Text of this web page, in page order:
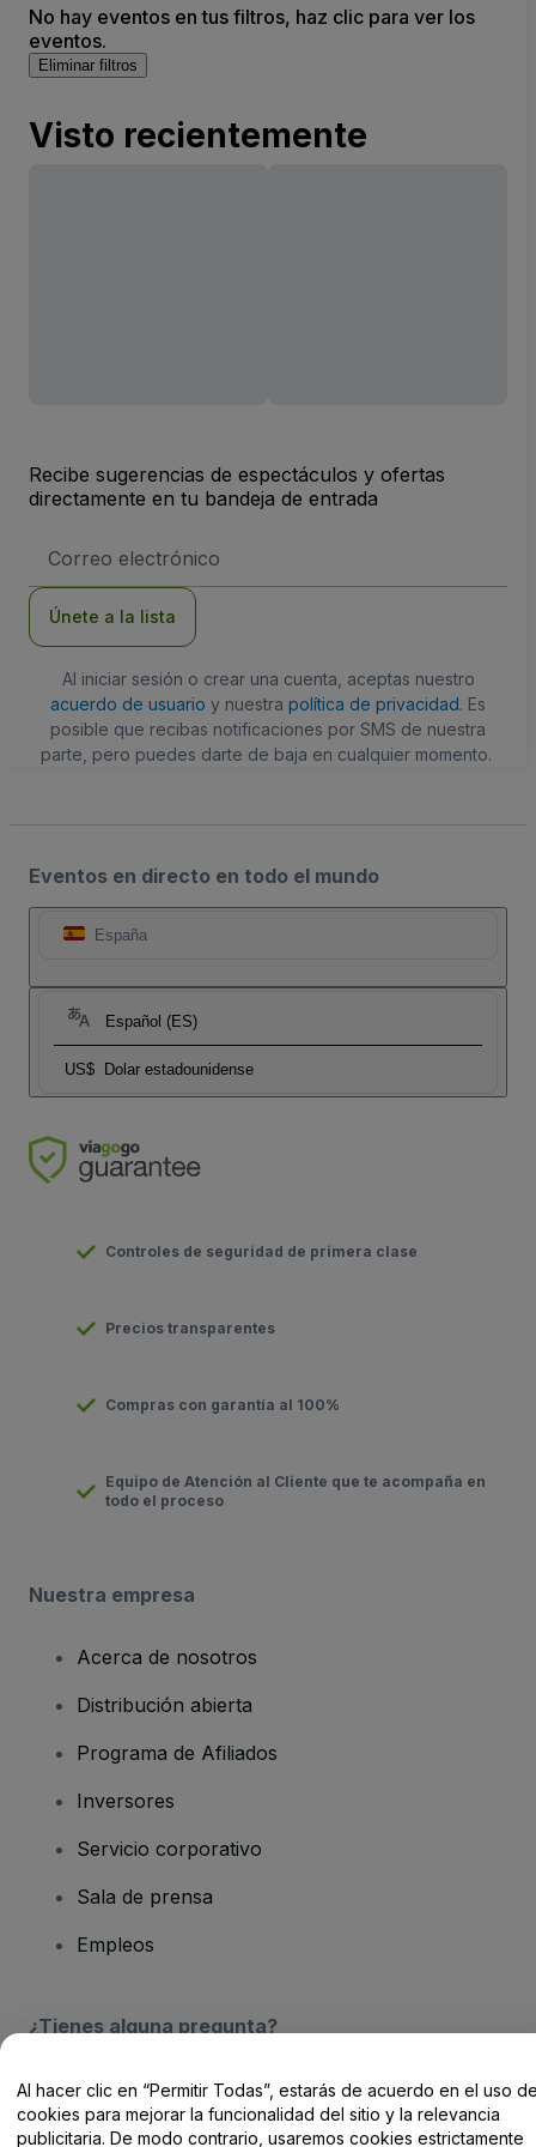
No hay eventos en tus filtros, haz clic para ver los
eventos.
Eliminar filtros
Visto recientemente
Recibe sugerencias de espectáculos y ofertas
directamente en tu bandeja de entrada
de
Únete a la lista
Al iniciar sesión o crear una cuenta, aceptas nuestro
acuerdo de usuario y nuestra política de privacidad. Es
posible que recibas notificaciones por SMS de nuestra
parte, pero puedes darte de baja en cualquier momento.
Eventos en directo en todo el mundo
España
Español (ES)
US$ Dolar estadounidense
Controles de seguridad de primera clase
Precios transparentes
Compras con garantía al 100%
Equipo de Atención al Cliente que te acompaña en
todo el proceso
Nuestra empresa
Acerca de nosotros
Distribución abierta
Programa de Afiliados
Inversores
Servicio corporativo
Sala de prensa
Empleos
¿Tienes alguna pregunta?
Centro de Ayuda / Contacto
Al hacer clic en “Permitir Todas”, estarás de acuerdo en el uso
cookies para mejorar la funcionalidad del sitio y la relevancia
publicitaria. De modo contrario, usaremos cookies estrictamente